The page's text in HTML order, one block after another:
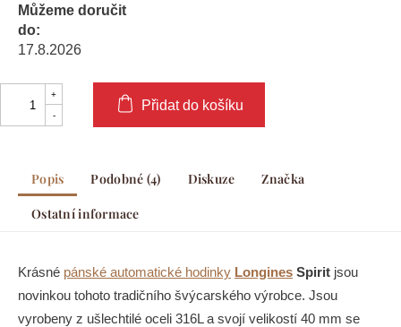
Můžeme doručit
do:
17.8.2026
Přidat do košíku
Popis Podobné (4) Diskuze Značka
Ostatní informace
Krásné pánské automatické hodinky Longines Spirit jsou
novinkou tohoto tradičního švýcarského výrobce. Jsou
vyrobeny z ušlechtilé oceli 316L a svojí velikostí 40 mm se